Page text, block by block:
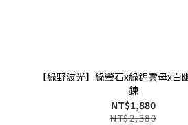
【綠野波光】綠螢石x綠鋰雲母x白
鍊
NT$1,880
NT$2,380